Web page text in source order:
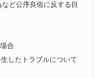
ど公序良俗に反する目
合
したトラブルについて